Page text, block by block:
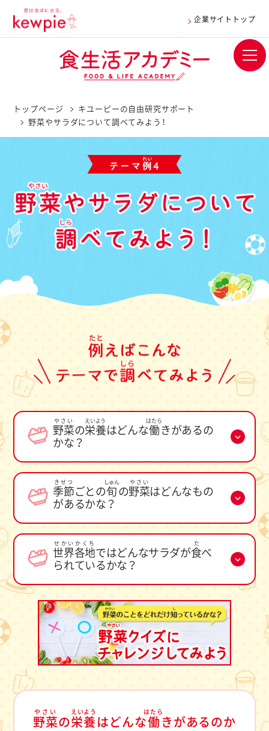
企業サイトトップ
トップページ
キユーピーの自由研究サポート
野菜やサラダについて調べてみよう！
野菜
やさい
の栄養
えいよう
はどんな働
はたら
きがあるの
かな？
季節
きせつ
ごとの旬
しゅん
の野菜
やさい
はどんなもの
があるかな？
世界各地
せかいかくち
ではどんなサラダが食
た
べ
られているかな？
野菜
やさい
の栄養
えいよう
はどんな働
はたら
きがあるのか